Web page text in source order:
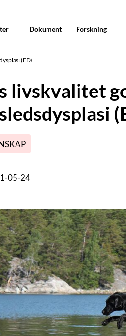
Dokument Forskning
(ED)
livskvalitet
05-24